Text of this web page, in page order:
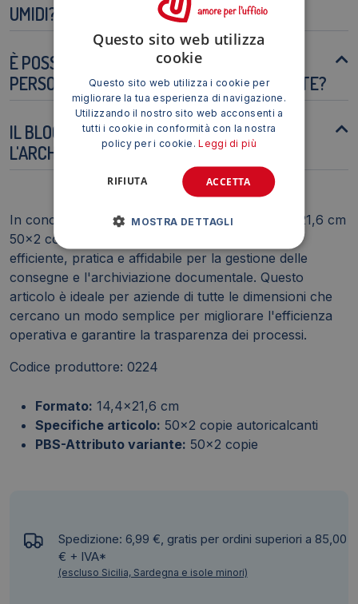
UMIDI?
È POSSIBILE ORDINARE BLOCCHI
PERSONALIZZATI CON SEQUENZE NUMERATE?
IL BLOCCO CONSEGNE È COMPATIBILE CON
L'ARCHIVIAZIONE DIGITALE?
In conclusione, il Blocco consegne O.C.L. 14,4x21,6 cm
50x2 copie - 0224 rappresenta una soluzione
efficiente, pratica e affidabile per la gestione delle
consegne e l'archiviazione documentale. Questo
articolo è ideale per aziende di tutte le dimensioni che
cercano un modo semplice per migliorare l'efficienza
operativa e garantire la trasparenza dei processi.
Codice produttore: 0224
Formato: 14,4x21,6 cm
Specifiche articolo: 50x2 copie autoricalcanti
PBS-Attributo variante: 50x2 copie
Spedizione: 6,99 €, gratis per ordini superiori a 85,00
€ + IVA*
(escluso Sicilia, Sardegna e isole minori)
Questo sito web utilizza
cookie
Questo sito web utilizza i cookie per
migliorare la tua esperienza di navigazione.
Utilizzando il nostro sito web acconsenti a
tutti i cookie in conformità con la nostra
policy per i cookie.Leggi di più
ACCETTA
RIFIUTA
MOSTRA DETTAGLI